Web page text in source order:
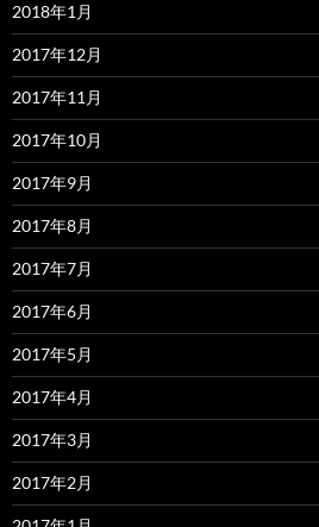
2018年1月
2017年12月
2017年11月
2017年10月
2017年9月
2017年8月
2017年7月
2017年6月
2017年5月
2017年4月
2017年3月
2017年2月